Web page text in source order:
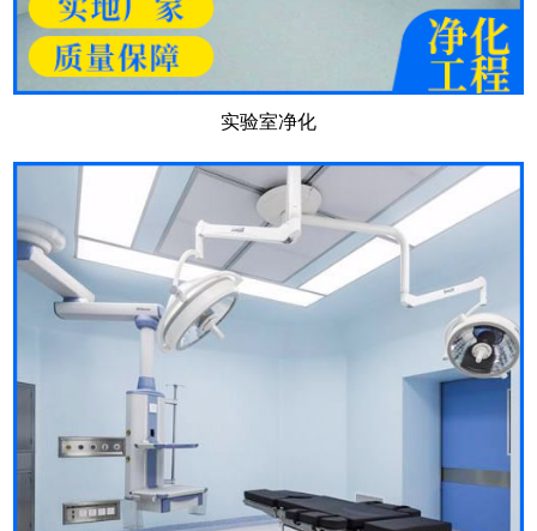
实验室净化